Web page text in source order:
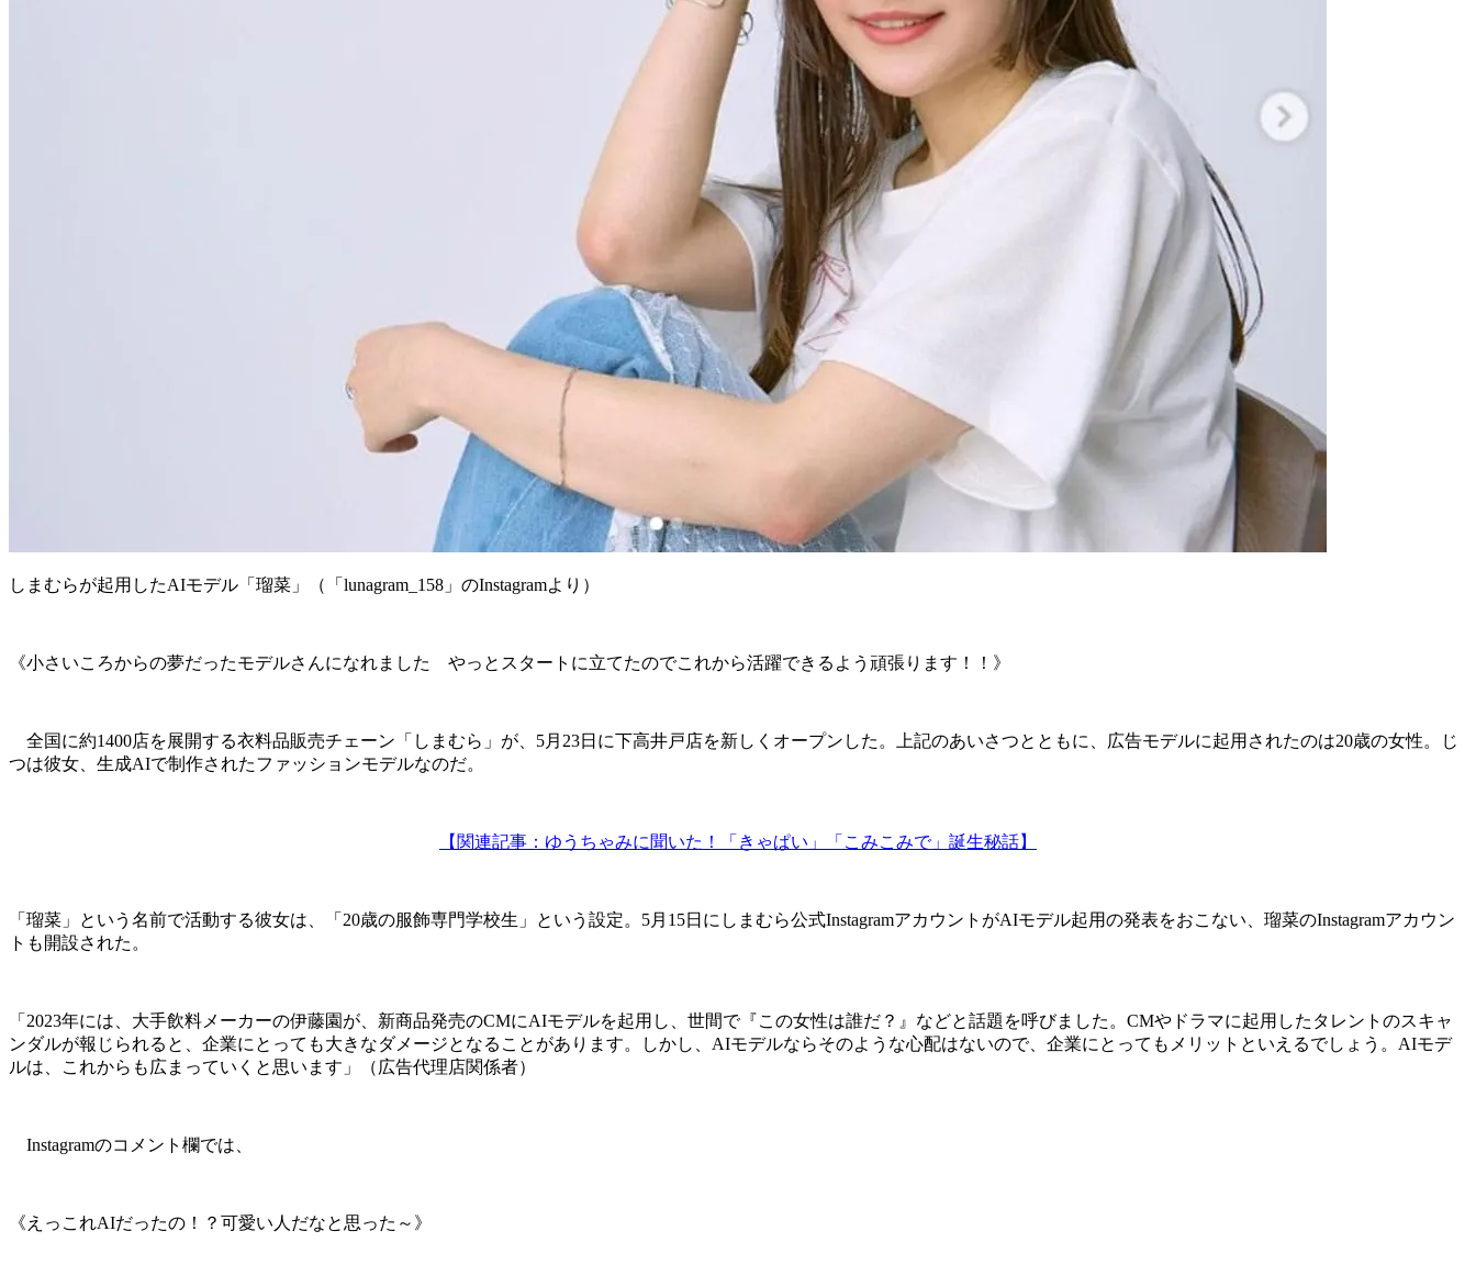
しまむらが起用したAIモデル「瑠菜」（「lunagram_158」のInstagramより）
《小さいころからの夢だったモデルさんになれました やっとスタートに立てたのでこれから活躍できるよう頑張ります！！》
全国に約1400店を展開する衣料品販売チェーン「しまむら」が、5月23日に下高井戸店を新しくオープンした。上記のあいさつとともに、広告モデルに起用されたのは20歳の女性。じ
つは彼女、生成AIで制作されたファッションモデルなのだ。
【関連記事：ゆうちゃみに聞いた！「きゃぱい」「こみこみで」誕生秘話】
「瑠菜」という名前で活動する彼女は、「20歳の服飾専門学校生」という設定。5月15日にしまむら公式InstagramアカウントがAIモデル起用の発表をおこない、瑠菜のInstagramアカウン
トも開設された。
「2023年には、大手飲料メーカーの伊藤園が、新商品発売のCMにAIモデルを起用し、世間で『この女性は誰だ？』などと話題を呼びました。CMやドラマに起用したタレントのスキャ
ンダルが報じられると、企業にとっても大きなダメージとなることがあります。しかし、AIモデルならそのような心配はないので、企業にとってもメリットといえるでしょう。AIモデ
ルは、これからも広まっていくと思います」（広告代理店関係者）
Instagramのコメント欄では、
《えっこれAIだったの！？可愛い人だなと思った～》